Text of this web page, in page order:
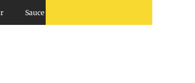
Sauce chimichurri : top utilisations en BBQ et salades